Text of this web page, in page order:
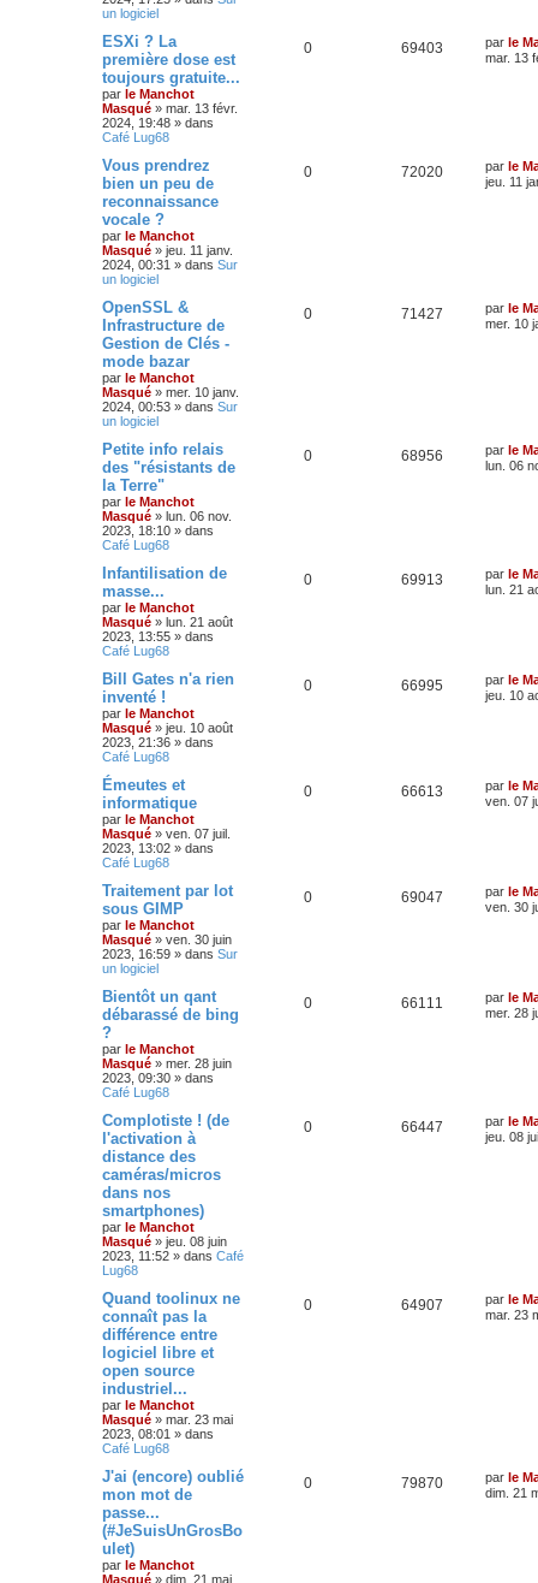
un logiciel
ESXi ? La
première dose est
toujours gratuite...
par le Manchot
Masqué » mar. 13 févr.
2024, 19:48 » dans
Café Lug68
0 69403 par le
mar. 13
Vous prendrez
bien un peu de
reconnaissance
vocale ?
par le Manchot
Masqué » jeu. 11 janv.
2024, 00:31 » dans Sur
un logiciel
0 72020 par le
jeu. 11
OpenSSL &
Infrastructure de
Gestion de Clés -
mode bazar
par le Manchot
Masqué » mer. 10 janv.
2024, 00:53 » dans Sur
un logiciel
0 71427 par le
mer. 10
Petite info relais
des "résistants de
la Terre"
par le Manchot
Masqué » lun. 06 nov.
2023, 18:10 » dans
Café Lug68
0 68956 par le
lun. 06
Infantilisation de
masse...
par le Manchot
Masqué » lun. 21 août
2023, 13:55 » dans
Café Lug68
0 69913 par le
lun. 21
Bill Gates n'a rien
inventé !
par le Manchot
Masqué » jeu. 10 août
2023, 21:36 » dans
Café Lug68
0 66995 par le
jeu. 10
Émeutes et
informatique
par le Manchot
Masqué » ven. 07 juil.
2023, 13:02 » dans
Café Lug68
0 66613 par le
ven. 07
Traitement par lot
sous GIMP
par le Manchot
Masqué » ven. 30 juin
2023, 16:59 » dans Sur
un logiciel
0 69047 par le
ven. 30
Bientôt un qant
débarassé de bing
?
par le Manchot
Masqué » mer. 28 juin
2023, 09:30 » dans
Café Lug68
0 66111 par le
mer. 28
Complotiste ! (de
l'activation à
distance des
caméras/micros
dans nos
smartphones)
par le Manchot
Masqué » jeu. 08 juin
2023, 11:52 » dans Café
Lug68
0 66447 par le
jeu. 08
Quand toolinux ne
connaît pas la
différence entre
logiciel libre et
open source
industriel...
par le Manchot
Masqué » mar. 23 mai
2023, 08:01 » dans
Café Lug68
0 64907 par le
mar. 23
J'ai (encore) oublié
mon mot de
passe...
(#JeSuisUnGrosBo
ulet)
par le Manchot
Masqué » dim. 21 mai
0 79870 par le
dim. 21